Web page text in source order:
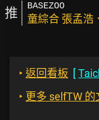
推 BASEZOO
童綜合 張孟浩
‣ 返回看板 [
‣ 更多 selfTW 的